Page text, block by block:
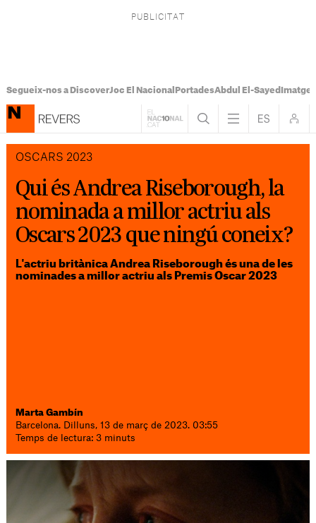
Segueix-nos a DiscoverJoc El Nacional PortadesAbdul El-Sayed
OSCARS 2023
Qui és Andrea Riseborough, la
nominada a millor actriu als
Oscars 2023 que ningú coneix?
L'actriu britànica Andrea Riseborough és una de les
nominades a millor actriu als Premis Oscar 2023
Marta Gambín
Barcelona. Dilluns, 13 de març de 2023. 03:55
Temps de lectura: 3 minuts